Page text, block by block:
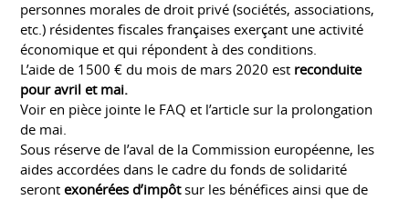
personnes morales de droit privé (sociétés, associations,
etc.) résidentes fiscales françaises exerçant une activité
économique et qui répondent à des conditions.
L’aide de 1500 € du mois de mars 2020 est reconduite
pour avril et mai.
Voir en pièce jointe le FAQ et l’article sur la prolongation
de mai.
Sous réserve de l’aval de la Commission européenne, les
aides accordées dans le cadre du fonds de solidarité
serontexonérées d’impôtsur les bénéfices ainsi que de